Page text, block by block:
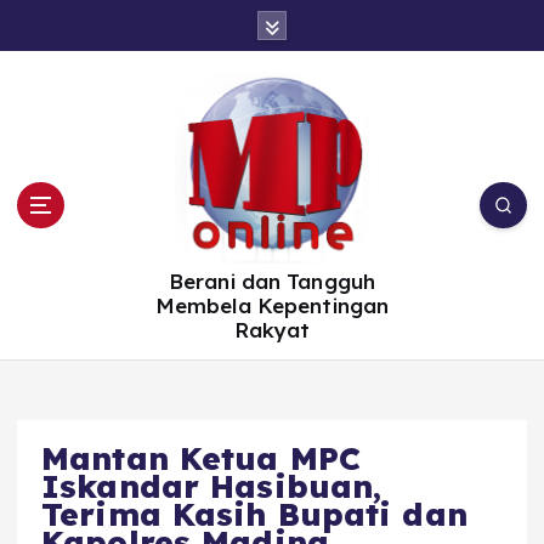
Berani dan Tangguh
Membela Kepentingan
Rakyat
Mantan Ketua MPC
Iskandar Hasibuan,
Terima Kasih Bupati dan